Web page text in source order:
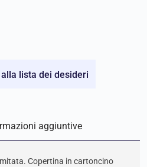
lista dei desideri
aggiuntive
Copertina in cartoncino